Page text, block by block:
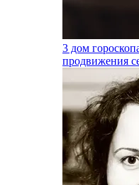
3 дом
продвижения